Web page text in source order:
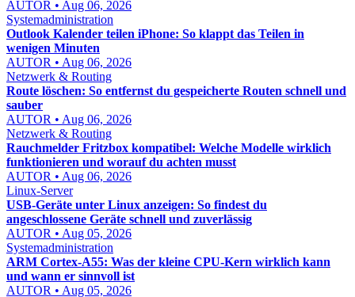
AUTOR • Aug 06, 2026
Systemadministration
Outlook Kalender teilen iPhone: So klappt das Teilen in
wenigen Minuten
AUTOR • Aug 06, 2026
Netzwerk & Routing
Route löschen: So entfernst du gespeicherte Routen schnell und
sauber
AUTOR • Aug 06, 2026
Netzwerk & Routing
Rauchmelder Fritzbox kompatibel: Welche Modelle wirklich
funktionieren und worauf du achten musst
AUTOR • Aug 06, 2026
Linux-Server
USB-Geräte unter Linux anzeigen: So findest du
angeschlossene Geräte schnell und zuverlässig
AUTOR • Aug 05, 2026
Systemadministration
ARM Cortex-A55: Was der kleine CPU-Kern wirklich kann
und wann er sinnvoll ist
AUTOR • Aug 05, 2026